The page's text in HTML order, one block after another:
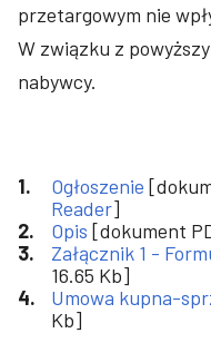
przetargowym nie
W związku z
nabywcy.
Ogłoszenie
Reader]
Opis [dokument
Załącznik 1 -
16.65 Kb]
Umowa kupna-
Kb]